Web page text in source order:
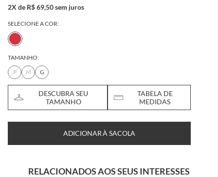
2X de R$ 69,50 sem juros
SELECIONE A COR:
TAMANHO:
P
M G
DESCUBRA SEU
TAMANHO
TABELA DE
MEDIDAS
ADICIONAR À SACOLA
RELACIONADOS AOS SEUS INTERESSES